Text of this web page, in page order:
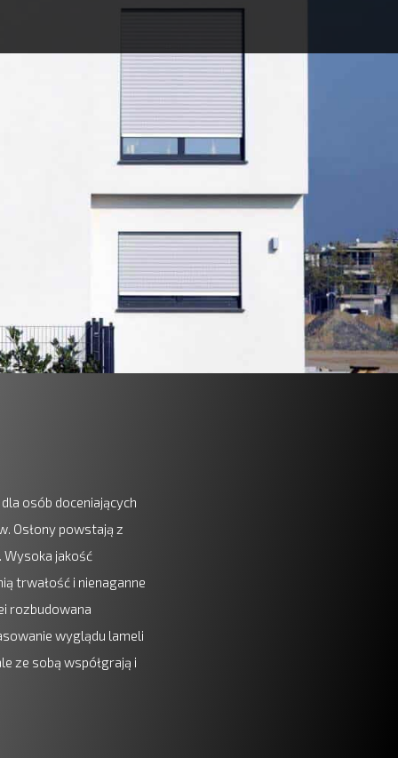
osób doceniających
Osłony powstają z
Wysoka jakość
trwałość i nienaganne
rozbudowana
wyglądu lameli
ze sobą współgrają i